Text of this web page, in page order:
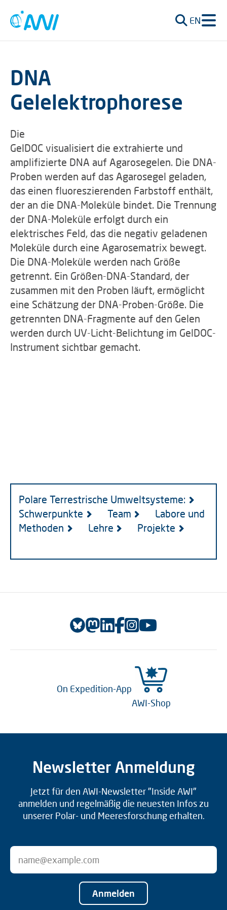
EN
DNA
Gelelektrophorese
Die
GelDOC visualisiert die extrahierte und
amplifizierte DNA auf Agarosegelen. Die DNA-
Proben werden auf das Agarosegel geladen,
das einen fluoreszierenden Farbstoff enthält,
der an die DNA-Moleküle bindet. Die Trennung
der DNA-Moleküle erfolgt durch ein
elektrisches Feld, das die negativ geladenen
Moleküle durch eine Agarosematrix bewegt.
Die DNA-Moleküle werden nach Größe
getrennt. Ein Größen-DNA-Standard, der
zusammen mit den Proben läuft, ermöglicht
eine Schätzung der DNA-Proben-Größe. Die
getrennten DNA-Fragmente auf den Gelen
werden durch UV-Licht-Belichtung im GelDOC-
Instrument sichtbar gemacht.
Polare Terrestrische Umweltsysteme:
Schwerpunkte
Team
Labore und
Methoden
Lehre Projekte
On Expedition-App
AWI-Shop
Newsletter Anmeldung
Jetzt für den AWI-Newsletter "Inside AWI"
anmelden und regelmäßig die neuesten Infos zu
unserer Polar- und Meeresforschung erhalten.
Anmelden